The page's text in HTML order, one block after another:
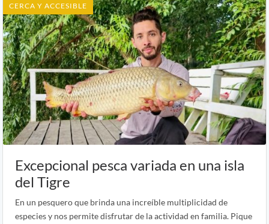
CERCA Y ACCESIBLE
Excepcional pesca variada en una isla
del Tigre
En un pesquero que brinda una increíble multiplicidad de
especies y nos permite disfrutar de la actividad en familia. Pique